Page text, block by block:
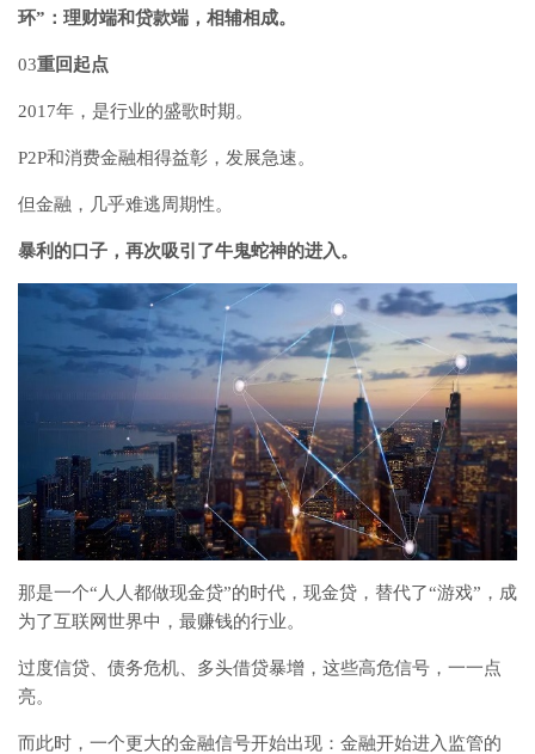
环”：理财端和贷款端，相辅相成。
03重回起点
2017年，是行业的盛歌时期。
P2P和消费金融相得益彰，发展急速。
但金融，几乎难逃周期性。
暴利的口子，再次吸引了牛鬼蛇神的进入。
那是一个“人人都做现金贷”的时代，现金贷，替代了“游戏”，成
为了互联网世界中，最赚钱的行业。
过度信贷、债务危机、多头借贷暴增，这些高危信号，一一点
亮。
而此时，一个更大的金融信号开始出现：金融开始进入监管的